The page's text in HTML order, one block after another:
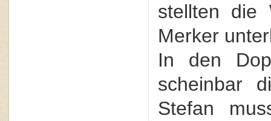
stellten die
Merker
In den
scheinbar
Stefan